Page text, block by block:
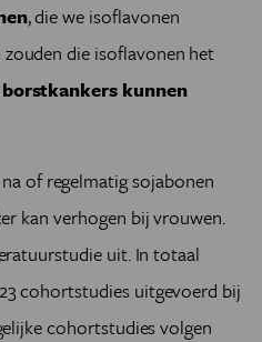
, die we isoflavonen
die isoflavonen het
kunnen
of regelmatig sojabonen
kan verhogen bij vrouwen.
uit. In totaal
cohortstudies uitgevoerd bij
cohortstudies volgen